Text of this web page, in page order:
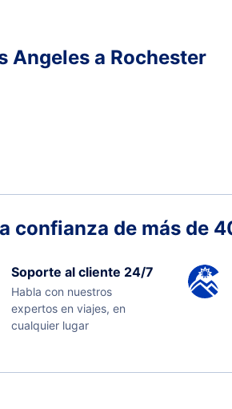
Angeles a Rochester
confianza de más de
Soporte al cliente 24/7
Habla con nuestros
expertos en viajes, en
cualquier lugar